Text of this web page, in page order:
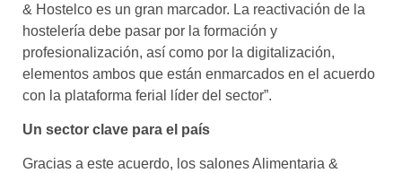
& Hostelco es un gran marcador. La reactivación de la
hostelería debe pasar por la formación y
profesionalización, así como por la digitalización,
elementos ambos que están enmarcados en el acuerdo
con la plataforma ferial líder del sector”.
Un sector clave para el país
Gracias a este acuerdo, los salones Alimentaria &